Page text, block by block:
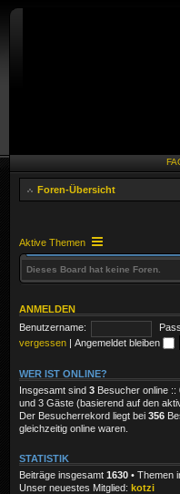
Foren-Übersicht
Aktive Themen
Dieses Board hat keine Foren.
ANMELDEN
Benutzername:
vergessen | Angemeldet bleiben
WER IST ONLINE?
Insgesamt sind 3 Besucher online ::
und 3 Gäste (basierend auf den
Der Besucherrekord liegt bei 356
gleichzeitig online waren.
STATISTIK
Beiträge insgesamt 1630 • Themen
Unser neuestes Mitglied: kotzi